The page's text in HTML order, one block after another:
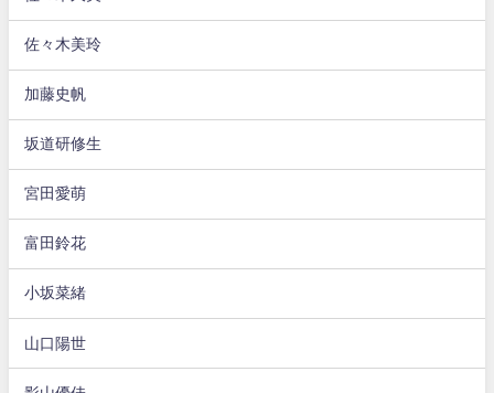
佐々木美玲
加藤史帆
坂道研修生
宮田愛萌
富田鈴花
小坂菜緒
山口陽世